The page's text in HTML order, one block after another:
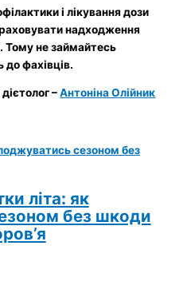
і лікування дози
надходження
Тому не займайтесь
до фахівців.
–Антоніна Олійник
літа: як
без шкоди